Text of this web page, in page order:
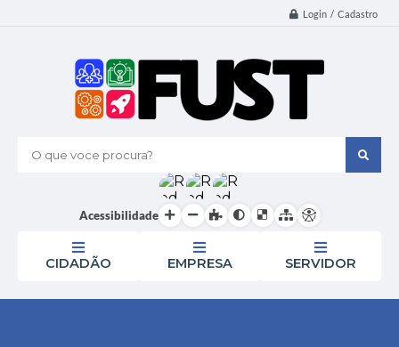
Login / Cadastro
O que voce procura?
Acessibilidade
CIDADÃO EMPRESA SERVIDOR